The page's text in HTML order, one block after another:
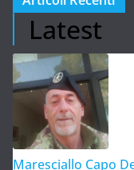
Latest
Maresciallo Capo